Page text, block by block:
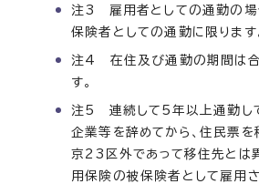
注3 雇用者としての通勤の場
保険者としての通勤に限ります
注4 在住及び通勤の期間は合
す。
注5 連続して5年以上通勤し
企業等を辞めてから、住民票を
京23区外であって移住先とは
用保険の被保険者として雇用